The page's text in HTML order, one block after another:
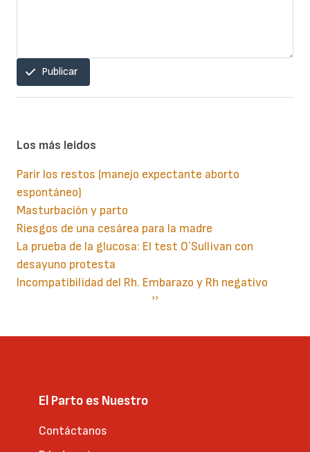
Publicar
Los más leidos
Parir los restos (manejo expectante aborto
espontáneo)
Masturbación y parto
Riesgos de una cesárea para la madre
La prueba de la glucosa: El test O´Sullivan con
desayuno protesta
Incompatibilidad del Rh. Embarazo y Rh negativo
Siguiente
››
El Parto es Nuestro
Contáctanos